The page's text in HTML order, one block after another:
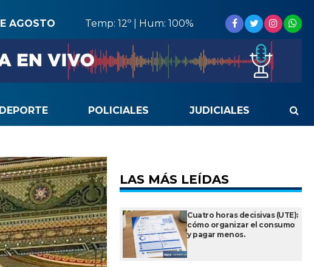
AGOSTO Temp: 12º | Hum: 100%
DEPORTE POLICIALES JUDICIALES
LAS MÁS LEÍDAS
Cuatro horas decisivas (UTE):
cómo organizar el consumo
y pagar menos.